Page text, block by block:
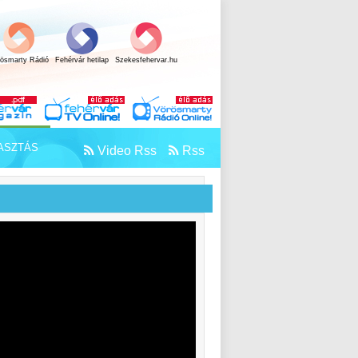
Rádió Fehérvár hetilap Szekesfehervar.hu
Rss
Video Rss